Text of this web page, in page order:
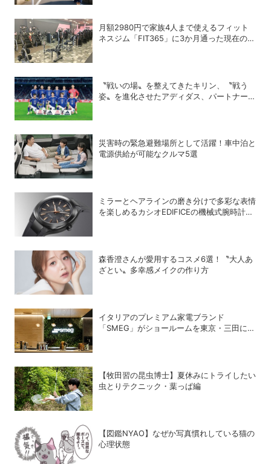
月額2980円で家族4人まで使えるフィット
ネスジム「FIT365」に3か月通った現在のリ
〝戦いの場〟を整えてきたキリン、〝戦う
姿〟を進化させたアディダス、パートナー企
災害時の緊急避難場所として活躍！車中泊と
電源供給が可能なクルマ5選
ミラーとヘアラインの磨き分けで多彩な表情
を楽しめるカシオEDIFICEの機械式腕時計
森香澄さんが愛用するコスメ6選！〝大人あ
ざとい〟多幸感メイクの作り方
イタリアのプレミアム家電ブランド
「SMEG」がショールームを東京・三田にオ
【牧田習の昆虫博士】夏休みにトライしたい
虫とりテクニック・葉っぱ編
【図鑑NYAO】なぜか写真慣れしている猫の
心理状態